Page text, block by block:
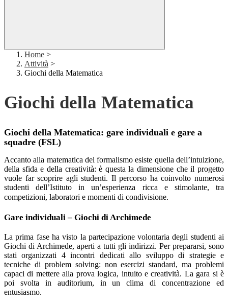
Home >
Attività >
Giochi della Matematica
Giochi della Matematica
Giochi della Matematica: gare individuali e gare a
squadre (FSL)
Accanto alla matematica del formalismo esiste quella dell’intuizione,
della sfida e della creatività: è questa la dimensione che il progetto
vuole far scoprire agli studenti. Il percorso ha coinvolto numerosi
studenti dell’Istituto in un’esperienza ricca e stimolante, tra
competizioni, laboratori e momenti di condivisione.
Gare individuali – Giochi di Archimede
La prima fase ha visto la partecipazione volontaria degli studenti ai
Giochi di Archimede, aperti a tutti gli indirizzi. Per prepararsi, sono
stati organizzati 4 incontri dedicati allo sviluppo di strategie e
tecniche di problem solving: non esercizi standard, ma problemi
capaci di mettere alla prova logica, intuito e creatività. La gara si è
poi svolta in auditorium, in un clima di concentrazione ed
entusiasmo.